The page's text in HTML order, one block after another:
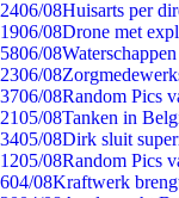
2406/08Huisarts per
1906/08Drone met
5806/08
2306/08
3706/08Random Pics
2105/08Tanken in
3405/08Dirk sluit
1205/08Random Pics
604/08Kraftwerk